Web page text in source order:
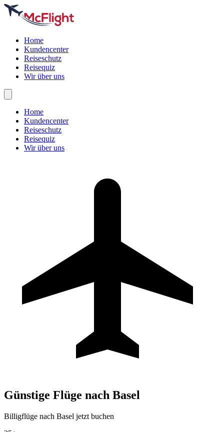
Home
Kundencenter
Reiseschutz
Reisequiz
Wir über uns
Home
Kundencenter
Reiseschutz
Reisequiz
Wir über uns
Günstige Flüge nach Basel
Billigflüge nach Basel jetzt buchen